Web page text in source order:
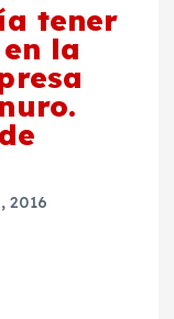
tener
la
2016